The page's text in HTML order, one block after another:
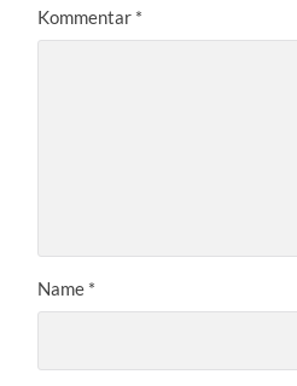
Kommentar *
Name *